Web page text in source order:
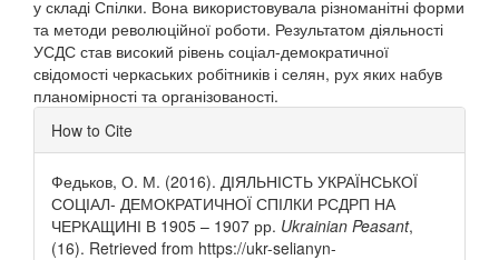
у складі Спілки. Вона використовувала різноманітні форми
та методи революційної роботи. Результатом діяльності
УСДС став високий рівень соціал-демократичної
свідомості черкаських робітників і селян, рух яких набув
планомірності та організованості.
Article
Details
How to Cite
Федьков, О. М. (2016). ДІЯЛЬНІСТЬ УКРАЇНСЬКОЇ
СОЦІАЛ- ДЕМОКРАТИЧНОЇ СПІЛКИ РСДРП НА
ЧЕРКАЩИНІ В 1905 – 1907 рр. Ukrainian Peasant,
(16). Retrieved from https://ukr-selianyn-